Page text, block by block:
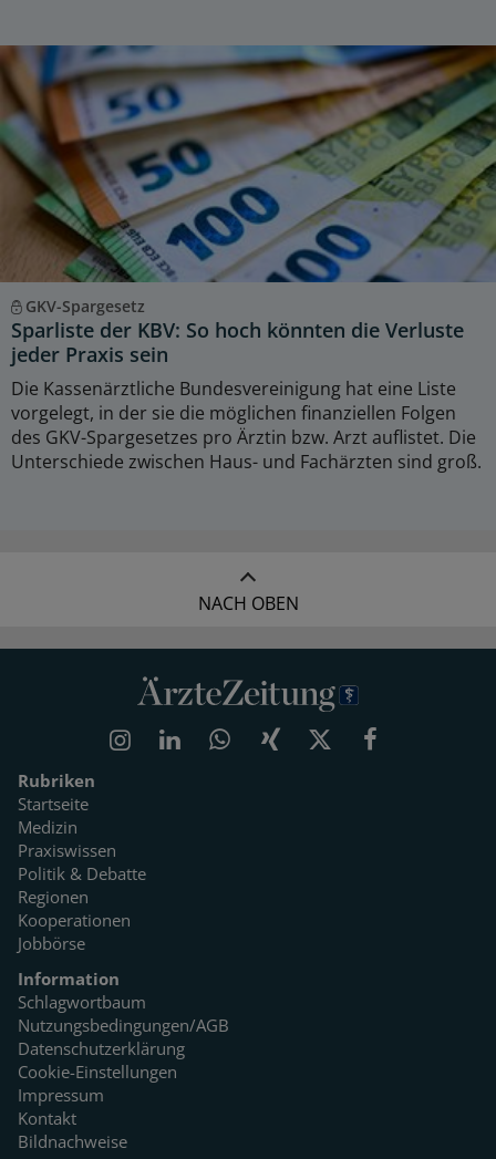
GKV-Spargesetz
Sparliste der KBV: So hoch könnten die Verluste
jeder Praxis sein
Die Kassenärztliche Bundesvereinigung hat eine Liste
vorgelegt, in der sie die möglichen finanziellen Folgen
des GKV-Spargesetzes pro Ärztin bzw. Arzt auflistet. Die
Unterschiede zwischen Haus- und Fachärzten sind groß.
NACH OBEN
Rubriken
Startseite
Medizin
Praxiswissen
Politik & Debatte
Regionen
Kooperationen
Jobbörse
Information
Schlagwortbaum
Nutzungsbedingungen/AGB
Datenschutzerklärung
Cookie-Einstellungen
Impressum
Kontakt
Bildnachweise